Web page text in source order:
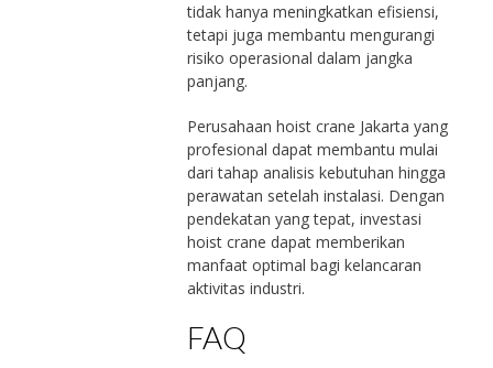
tidak hanya meningkatkan efisiensi,
tetapi juga membantu mengurangi
risiko operasional dalam jangka
panjang.
Perusahaan hoist crane Jakarta yang
profesional dapat membantu mulai
dari tahap analisis kebutuhan hingga
perawatan setelah instalasi. Dengan
pendekatan yang tepat, investasi
hoist crane dapat memberikan
manfaat optimal bagi kelancaran
aktivitas industri.
FAQ